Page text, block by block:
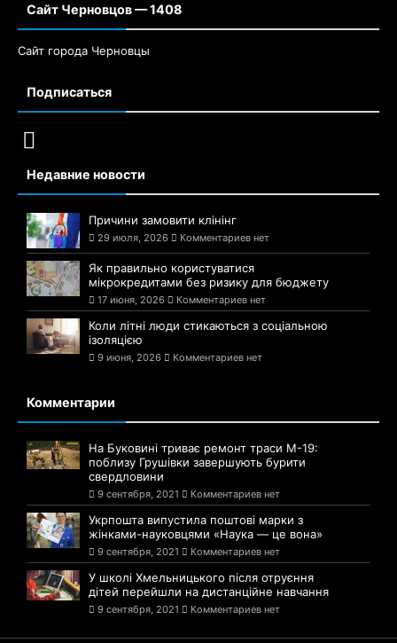
Сайт Черновцов — 1408
Сайт города Черновцы
Подписаться
Недавние новости
Причини замовити клінінг
29 июля, 2026 Комментариев нет
Як правильно користуватися
мікрокредитами без ризику для бюджету
17 июня, 2026 Комментариев нет
Коли літні люди стикаються з соціальною
ізоляцією
9 июня, 2026 Комментариев нет
Комментарии
На Буковині триває ремонт траси М-19:
поблизу Грушівки завершують бурити
свердловини
9 сентября, 2021 Комментариев нет
Укрпошта випустила поштові марки з
жінками-науковцями «Наука — це вона»
9 сентября, 2021 Комментариев нет
У школі Хмельницького після отруєння
дітей перейшли на дистанційне навчання
9 сентября, 2021 Комментариев нет